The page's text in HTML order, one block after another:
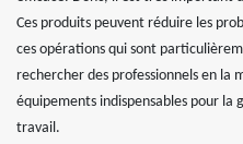
Ces produits peuvent réduire les
ces opérations qui sont
rechercher des professionnels en la
équipements indispensables pour
travail.